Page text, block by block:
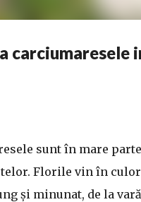
carciumaresele
sunt în mare
Florile vin în
și minunat, de la